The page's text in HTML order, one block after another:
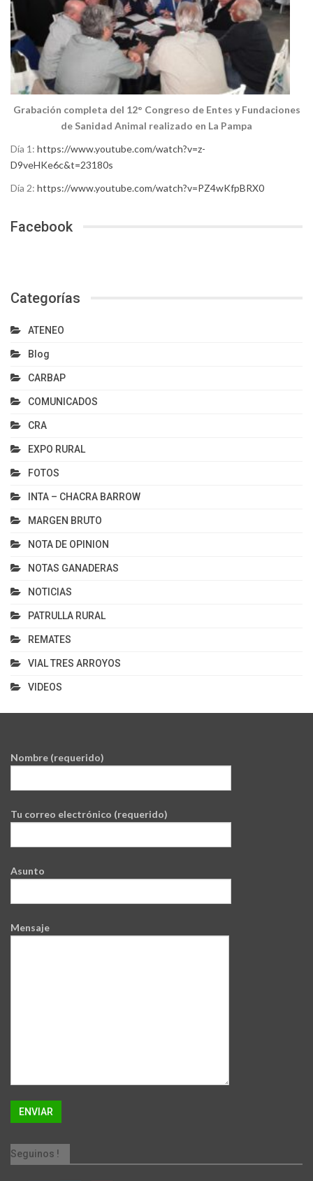
Grabación completa del 12° Congreso de Entes y Fundaciones
de Sanidad Animal realizado en La Pampa
Día 1: https://www.youtube.com/watch?v=z-
D9veHKe6c&t=23180s
Día 2: https://www.youtube.com/watch?v=PZ4wKfpBRX0
Facebook
Categorías
ATENEO
Blog
CARBAP
COMUNICADOS
CRA
EXPO RURAL
FOTOS
INTA – CHACRA BARROW
MARGEN BRUTO
NOTA DE OPINION
NOTAS GANADERAS
NOTICIAS
PATRULLA RURAL
REMATES
VIAL TRES ARROYOS
VIDEOS
Nombre (requerido)
Tu correo electrónico (requerido)
Asunto
Mensaje
Seguinos !